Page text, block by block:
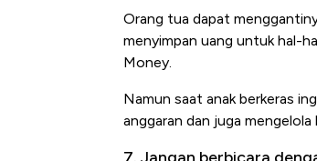
Orang tua dapat
menyimpan uang untuk hal-
Money.
Namun saat anak berkeras
anggaran dan juga mengelola